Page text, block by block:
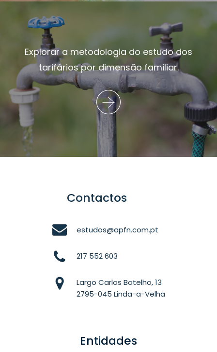
Explorar a metodologia do estudo dos
tarifários por dimensão familiar.
Contactos
estudos@apfn.com.pt
217 552 603
Largo Carlos Botelho, 13
2795-045 Linda-a-Velha
Entidades